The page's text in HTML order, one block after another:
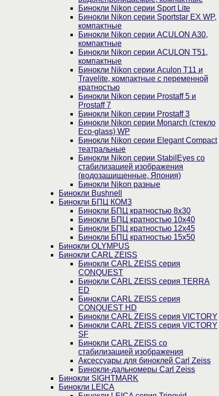
Бинокли Nikon серии Sport Lite
Бинокли Nikon серии Sportstar EX WP,
компактные
Бинокли Nikon серии ACULON A30,
компактные
Бинокли Nikon серии ACULON Т51,
компактные
Бинокли Nikon серии Aculon T11 и
Travelite, компактные с переменной
кратностью
Бинокли Nikon серии Prostaff 5 и
Prostaff 7
Бинокли Nikon серии Prostaff 3
Бинокли Nikon серии Monarch (стекло
Eco-glass) WP
Бинокли Nikon серии Elegant Compact
театральные
Бинокли Nikon серии StabilEyes со
стабилизацией изображения
(водозащищенные, Япония)
Бинокли Nikon разные
Бинокли Bushnell
Бинокли БПЦ КОМЗ
Бинокли БПЦ кратностью 8х30
Бинокли БПЦ кратностью 10х40
Бинокли БПЦ кратностью 12х45
Бинокли БПЦ кратностью 15х50
Бинокли OLYMPUS
Бинокли CARL ZEISS
Бинокли CARL ZEISS серия
CONQUEST
Бинокли CARL ZEISS серия TERRA
ED
Бинокли CARL ZEISS серия
CONQUEST HD
Бинокли CARL ZEISS серия VICTORY
Бинокли CARL ZEISS серия VICTORY
SF
Бинокли CARL ZEISS со
стабилизацией изображения
Аксессуары для биноклей Carl Zeiss
Бинокли-дальномеры Carl Zeiss
Бинокли SIGHTMARK
Бинокли LEICA